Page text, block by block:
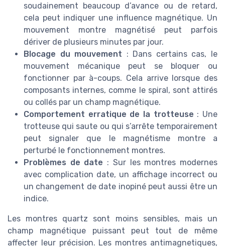
soudainement beaucoup d’avance ou de retard,
cela peut indiquer une influence magnétique. Un
mouvement montre magnétisé peut parfois
dériver de plusieurs minutes par jour.
Blocage du mouvement : Dans certains cas, le
mouvement mécanique peut se bloquer ou
fonctionner par à-coups. Cela arrive lorsque des
composants internes, comme le spiral, sont attirés
ou collés par un champ magnétique.
Comportement erratique de la trotteuse : Une
trotteuse qui saute ou qui s’arrête temporairement
peut signaler que le magnétisme montre a
perturbé le fonctionnement montres.
Problèmes de date : Sur les montres modernes
avec complication date, un affichage incorrect ou
un changement de date inopiné peut aussi être un
indice.
Les montres quartz sont moins sensibles, mais un
champ magnétique puissant peut tout de même
affecter leur précision. Les montres antimagnetiques,